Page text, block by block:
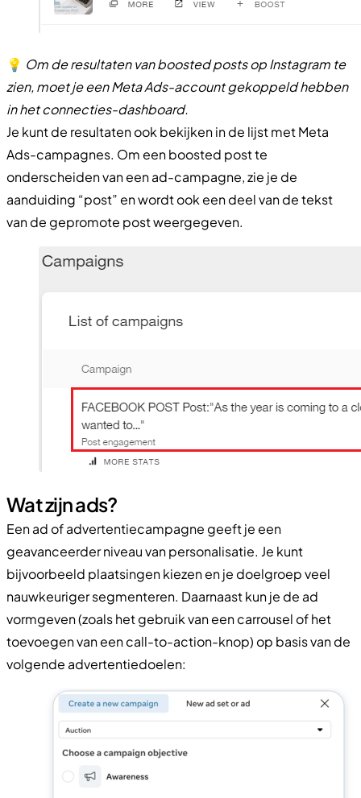
💡 Om de resultaten van boosted posts op Instagram te
zien, moet je een Meta Ads-account gekoppeld hebben
in het connecties-dashboard.
Je kunt de resultaten ook bekijken in de lijst met Meta
Ads-campagnes. Om een boosted post te
onderscheiden van een ad-campagne, zie je de
aanduiding “post” en wordt ook een deel van de tekst
van de gepromote post weergegeven.
Wat zijn ads?
Een ad of advertentiecampagne geeft je een
geavanceerder niveau van personalisatie. Je kunt
bijvoorbeeld plaatsingen kiezen en je doelgroep veel
nauwkeuriger segmenteren. Daarnaast kun je de ad
vormgeven (zoals het gebruik van een carrousel of het
toevoegen van een call-to-action-knop) op basis van de
volgende advertentiedoelen: